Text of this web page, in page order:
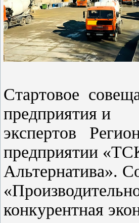
Стартовое
предприятия и
экспертов
предприятии
Альтернатива».
конкурентная